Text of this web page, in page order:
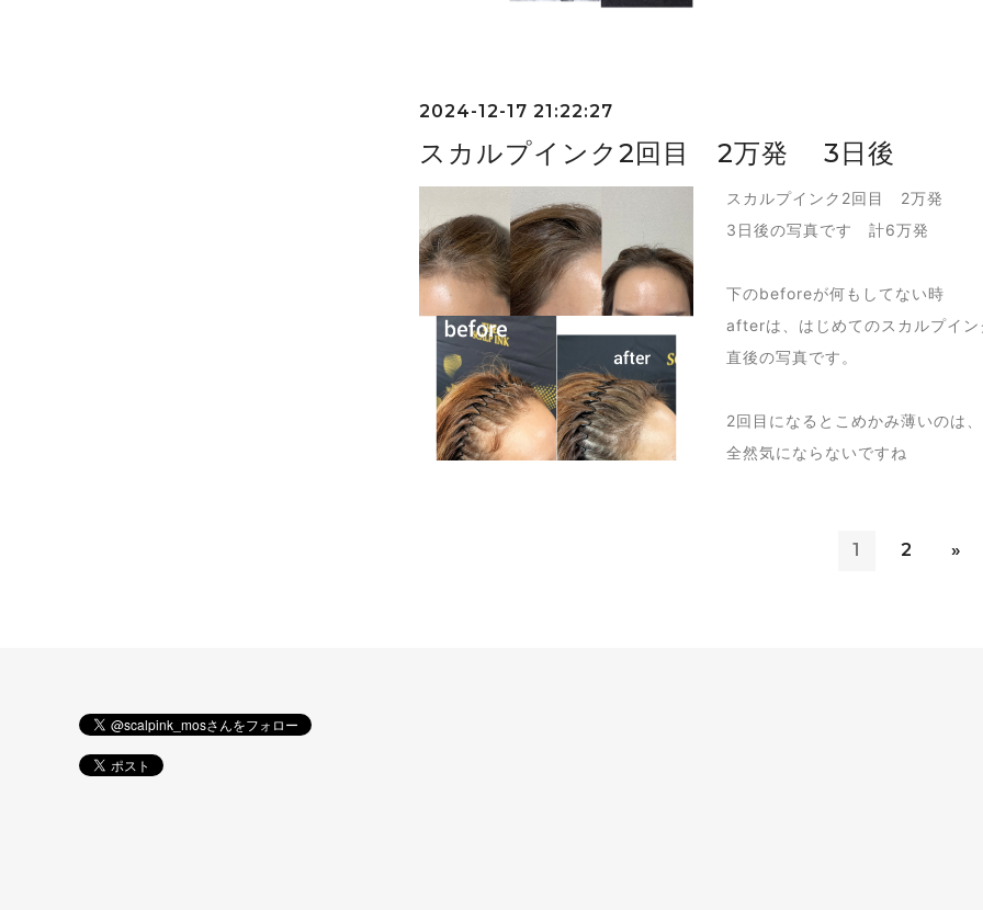
2024-12-17 21:22:27
スカルプインク2回目 2万発 3日後
スカルプインク2回目 2万発
3日後の写真です 計6万発
下のbeforeが何もしてない時
afterは、はじめてのスカルプイ
直後の写真です。
2回目になるとこめかみ薄いのは、
全然気にならないですね
1 2 »